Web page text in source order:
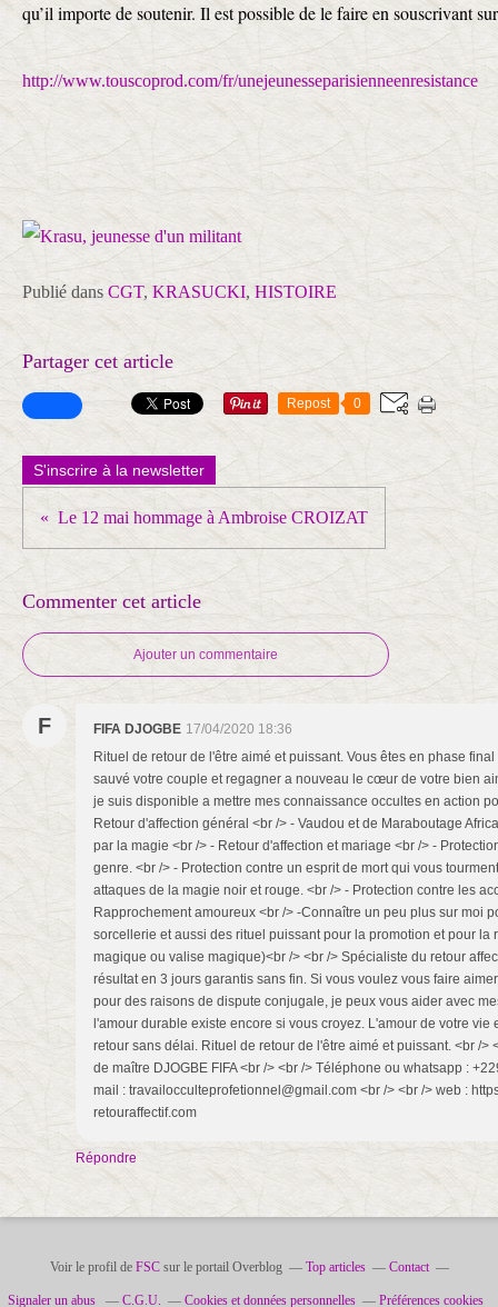
qu’il importe de soutenir. Il est possible de le faire en souscrivant
http://www.touscoprod.com/fr/unejeunesseparisienneenresistance
Publié dans CGT, KRASUCKI, HISTOIRE
Partager cet article
Repost 0
S'inscrire à la newsletter
Le 12 mai hommage à Ambroise CROIZAT
Commenter cet article
Ajouter un commentaire
F FIFA DJOGBE 17/04/2020 18:36
Rituel de retour de l'être aimé et puissant. Vous êtes en phase
sauvé votre couple et regagner a nouveau le cœur de votre bien
je suis disponible a mettre mes connaissance occultes en action
Retour d'affection général <br /> - Vaudou et de Maraboutage
par la magie <br /> - Retour d'affection et mariage <br /> -
genre. <br /> - Protection contre un esprit de mort qui vous
attaques de la magie noir et rouge. <br /> - Protection contre les
Rapprochement amoureux <br /> -Connaître un peu plus sur moi
sorcellerie et aussi des rituel puissant pour la promotion et pour la
magique ou valise magique)<br /> <br /> Spécialiste du retour
résultat en 3 jours garantis sans fin. Si vous voulez vous faire
pour des raisons de dispute conjugale, je peux vous aider avec
l'amour durable existe encore si vous croyez. L'amour de votre vie
retour sans délai. Rituel de retour de l'être aimé et puissant. <br />
de maître DJOGBE FIFA <br /> <br /> Téléphone ou whatsapp :
mail : travailocculteprofetionnel@gmail.com <br /> <br /> web :
retouraffectif.com
Répondre
Voir le profil de FSCsur le portail Overblog Top articles Contact
Signaler un abus C.G.U. Cookies et données personnelles Préférences cookies